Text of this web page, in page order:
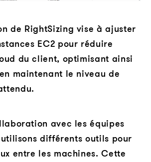
de RightSizing vise à ajuster
EC2 pour réduire
du client, optimisant ainsi
maintenant le niveau de
avec les équipes
différents outils pour
entre les machines. Cette